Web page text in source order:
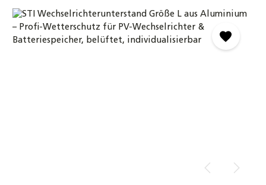
Bildergalerie überspringen